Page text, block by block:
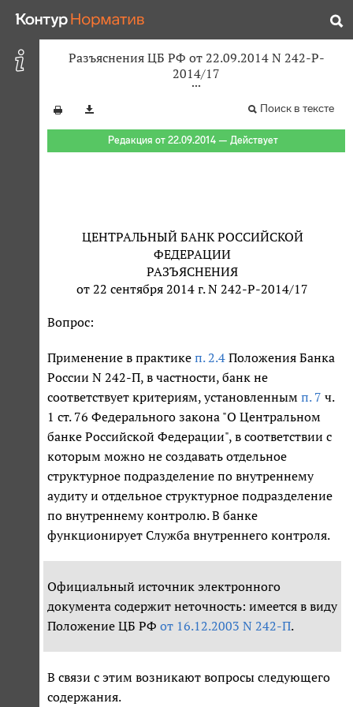
Разъяснения ЦБ РФ от 22.09.2014 N 242-P-
2014/17
Поиск в тексте
Редакция от 22.09.2014 — Действует
ЦЕНТРАЛЬНЫЙ БАНК РОССИЙСКОЙ
ФЕДЕРАЦИИ
РАЗЪЯСНЕНИЯ
от 22 сентября 2014 г. N 242-P-2014/17
Вопрос:
Применение в практике п. 2.4 Положения Банка
России N 242-П, в частности, банк не
соответствует критериям, установленным п. 7 ч.
1 ст. 76 Федерального закона "О Центральном
банке Российской Федерации", в соответствии с
которым можно не создавать отдельное
структурное подразделение по внутреннему
аудиту и отдельное структурное подразделение
по внутреннему контролю. В банке
функционирует Служба внутреннего контроля.
Официальный источник электронного
документа содержит неточность: имеется в виду
Положение ЦБ РФ от 16.12.2003 N 242-П.
В связи с этим возникают вопросы следующего
содержания.